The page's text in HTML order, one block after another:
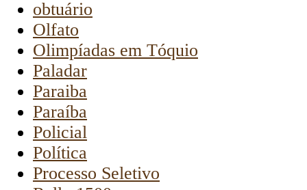
obtuário
Olfato
Olimpíadas em Tóquio
Paladar
Paraiba
Paraíba
Policial
Política
Processo Seletivo